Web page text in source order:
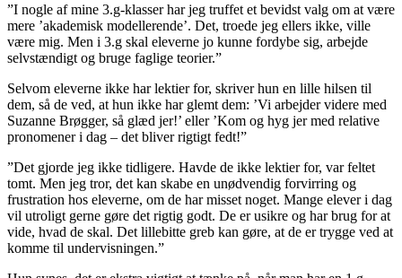
”I nogle af mine 3.g-klasser har jeg truffet et bevidst valg om at være
mere ’akademisk modellerende’. Det, troede jeg ellers ikke, ville
være mig. Men i 3.g skal eleverne jo kunne fordybe sig, arbejde
selvstændigt og bruge faglige teorier.”
Selvom eleverne ikke har lektier for, skriver hun en lille hilsen til
dem, så de ved, at hun ikke har glemt dem: ’Vi arbejder videre med
Suzanne Brøgger, så glæd jer!’ eller ’Kom og hyg jer med relative
pronomener i dag – det bliver rigtigt fedt!”
”Det gjorde jeg ikke tidligere. Havde de ikke lektier for, var feltet
tomt. Men jeg tror, det kan skabe en unødvendig forvirring og
frustration hos eleverne, om de har misset noget. Mange elever i dag
vil utroligt gerne gøre det rigtig godt. De er usikre og har brug for at
vide, hvad de skal. Det lillebitte greb kan gøre, at de er trygge ved at
komme til undervisningen.”